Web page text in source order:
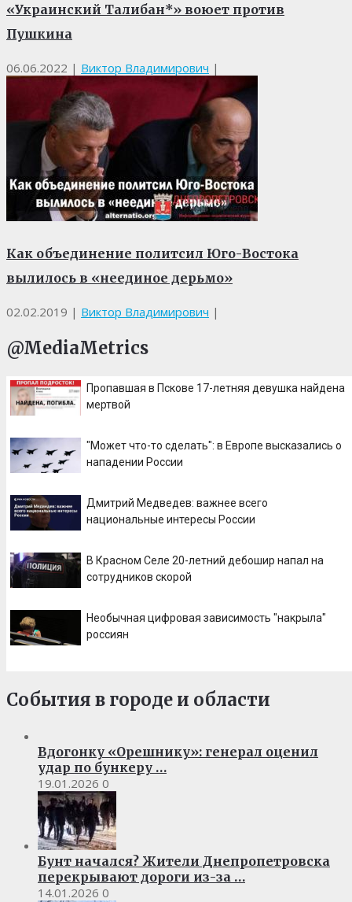
«Украинский Талибан*» воюет против
Пушкина
06.06.2022 | Виктор Владимирович |
Как объединение политсил Юго-Востока
вылилось в «неединое дерьмо»
02.02.2019 | Виктор Владимирович |
@MediaMetrics
Пропавшая в Пскове 17-летняя девушка найдена
мертвой
"Может что-то сделать": в Европе высказались о
нападении России
Дмитрий Медведев: важнее всего
национальные интересы России
В Красном Селе 20-летний дебошир напал на
сотрудников скорой
Необычная цифровая зависимость "накрыла"
россиян
События в городе и области
Вдогонку «Орешнику»: генерал оценил
удар по бункеру …
19.01.2026 0
Бунт начался? Жители Днепропетровска
перекрывают дороги из-за …
14.01.2026 0